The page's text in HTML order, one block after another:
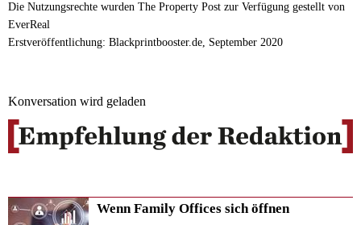
Die Nutzungsrechte wurden The Property Post zur Verfügung gestellt von
EverReal
Erstveröffentlichung: Blackprintbooster.de, September 2020
Konversation wird geladen
Wenn Family Offices sich öffnen